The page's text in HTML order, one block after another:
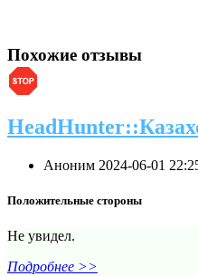
Похожие отзывы
Аноним 2024-06-01
Положительные стороны
Не увидел.
Подробнее >>